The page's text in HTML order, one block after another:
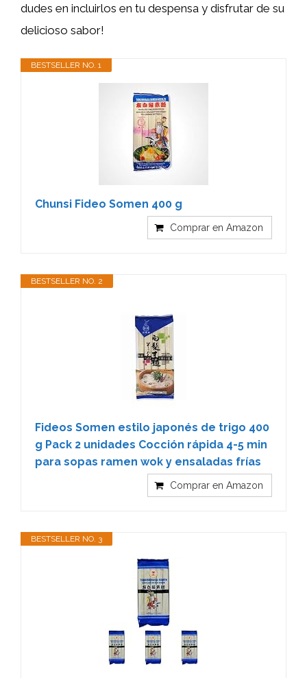
dudes en incluirlos en tu despensa y disfrutar de su
delicioso sabor!
BESTSELLER NO. 1
Chunsi Fideo Somen 400 g
Comprar en Amazon
BESTSELLER NO. 2
Fideos Somen estilo japonés de trigo 400
g Pack 2 unidades Cocción rápida 4-5 min
para sopas ramen wok y ensaladas frías
Comprar en Amazon
BESTSELLER NO. 3